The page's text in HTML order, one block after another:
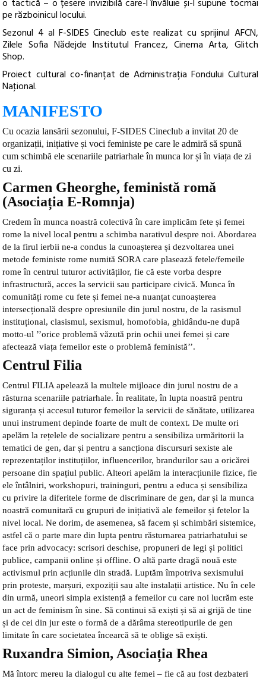
o tactică – o țesere invizibilă care-l învăluie și-l supune tocmai
pe războinicul locului.
Sezonul 4 alF-SIDES Cineclub este realizat cu sprijinul AFCN,
Zilele Sofia Nădejde Institutul Francez, Cinema Arta, Glitch
Shop.
Proiect cultural co-finanțat de Administrația Fondului Cultural
Naţional.
MANIFESTO
Cu ocazia lansării sezonului,F-SIDESCineclub a invitat 20 de
organizații, inițiative și voci feministe pe care le admiră să spună
cum schimbă ele scenariile patriarhale în munca lor și în viața de zi
cu zi.
Carmen Gheorghe, feministă romă
(Asociația E-Romnja)
Credem în munca noastră colectivă în care implicăm fete și femei
rome la nivel local pentru a schimba narativul despre noi. Abordarea
de la firul ierbii ne-a condus la cunoașterea și dezvoltarea unei
metode feministe rome numită SORA care plasează fetele/femeile
rome în centrul tuturor activităților, fie că este vorba despre
infrastructură, acces la servicii sau participare civică. Munca în
comunități rome cu fete și femei ne-a nuanțat cunoașterea
intersecțională despre opresiunile din jurul nostru, de la rasismul
instituțional, clasismul, sexismul, homofobia, ghidându-ne după
motto-ul ’’orice problemă văzută prin ochii unei femei și care
afectează viața femeilor este o problemă feministă’’.
Centrul Filia
Centrul FILIA apelează la multele mijloace din jurul nostru de a
răsturna scenariile patriarhale. În realitate, în lupta noastră pentru
siguranța și accesul tuturor femeilor la servicii de sănătate, utilizarea
unui instrument depinde foarte de mult de context. De multe ori
apelăm la rețelele de socializare pentru a sensibiliza urmăritorii la
tematici de gen, dar și pentru a sancționa discursuri sexiste ale
reprezentaților instituțiilor, influencerilor, brandurilor sau a oricărei
persoane din spațiul public. Alteori apelăm la interacțiunile fizice, fie
ele întâlniri, workshopuri, traininguri, pentru a educa și sensibiliza
cu privire la diferitele forme de discriminare de gen, dar și la munca
noastră comunitară cu grupuri de inițiativă ale femeilor și fetelor la
nivel local. Ne dorim, de asemenea, să facem și schimbări sistemice,
astfel că o parte mare din lupta pentru răsturnarea patriarhatului se
face prin advocacy: scrisori deschise, propuneri de legi și politici
publice, campanii online și offline. O altă parte dragă nouă este
activismul prin acțiunile din stradă. Luptăm împotriva sexismului
prin proteste, marșuri, expoziții sau alte instalații artistice. Nu în cele
din urmă, uneori simpla existență a femeilor cu care noi lucrăm este
un act de feminism în sine. Să continui să exiști și să ai grijă de tine
și de cei din jur este o formă de a dărâma stereotipurile de gen
limitate în care societatea încearcă să te oblige să exiști.
Ruxandra Simion, Asociația Rhea
Mă întorc mereu la dialogul cu alte femei – fie că au fost dezbateri